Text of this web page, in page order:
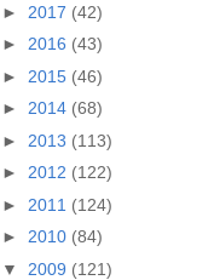
► 2017 (42)
► 2016 (43)
► 2015 (46)
► 2014 (68)
► 2013 (113)
► 2012 (122)
► 2011 (124)
► 2010 (84)
▼ 2009 (121)